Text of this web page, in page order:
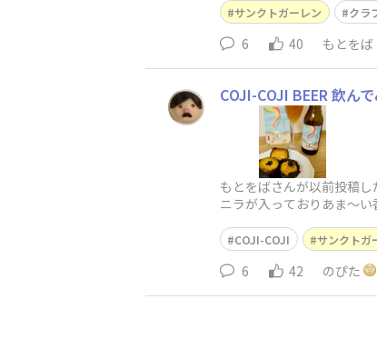
サンクトガーレン クラ
6 40 もとをば
COJI-COJI BEER 飲ん
もとをばさんが以前投稿
ニラが入っておりあま〜
COJI-COJI サンクトガ
6 42 のぴた